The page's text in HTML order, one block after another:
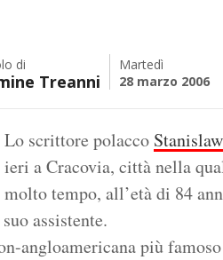
di
Treanni
Martedì
28 marzo 2006
Lo scrittore polacco Stanislaw
ieri a Cracovia, città nella
molto tempo, all’età di 84
assistente.
angloamericana più